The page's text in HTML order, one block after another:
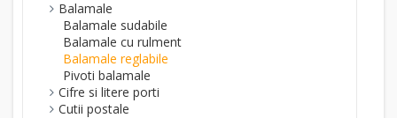
Balamale
Balamale sudabile
Balamale cu rulment
Balamale reglabile
Pivoti balamale
Cifre si litere porti
Cutii postale